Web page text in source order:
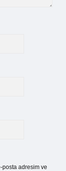
posta adresim ve